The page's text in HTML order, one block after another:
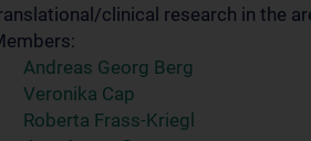
clinical research in the
Andreas Georg Berg
Veronika Cap
Roberta Frass-Kriegl